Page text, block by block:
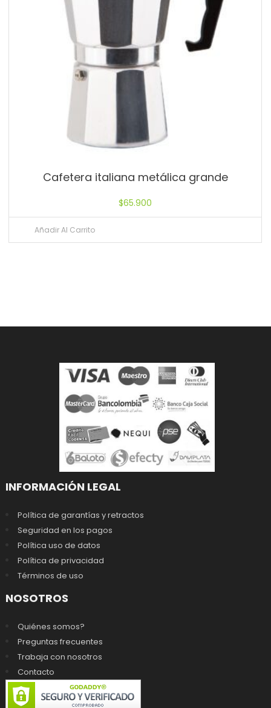
Cafetera italiana metálica grande
$65.900
Añadir Al Carrito
INFORMACIÓN LEGAL
Política de garantías y retractos
Seguridad en los pagos
Política uso de datos
Política de privacidad
Términos de uso
NOSOTROS
Quiénes somos?
Preguntas frecuentes
Trabaja con nosotros
Contacto